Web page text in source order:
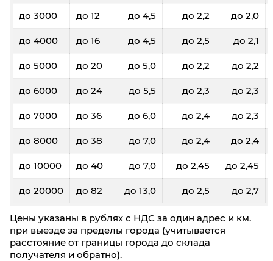
до 3000 до 12 до 4,5 до 2,2 до 2,0
до 4000 до 16 до 4,5 до 2,5 до 2,1
до 5000 до 20 до 5,0 до 2,2 до 2,2
до 6000 до 24 до 5,5 до 2,3 до 2,3
до 7000 до 36 до 6,0 до 2,4 до 2,3
до 8000 до 38 до 7,0 до 2,4 до 2,4
до 10000 до 40 до 7,0 до 2,45 до 2,45
до 20000 до 82 до 13,0 до 2,5 до 2,7
Цены указаны в рублях с НДС за один адрес и км.
при выезде за пределы города (учитывается
расстояние от границы города до склада
получателя и обратно).